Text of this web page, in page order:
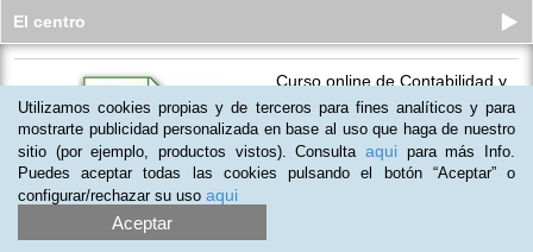
El centro
Curso online de Contabilidad y
Facturación con Excel
Plazas agotadas
€ 39€
(2)
Utilizamos cookies propias y de terceros para fines analíticos y para
mostrarte publicidad personalizada en base al uso que haga de nuestro
sitio (por ejemplo, productos vistos). Consulta aqui para más Info.
Puedes aceptar todas las cookies pulsando el botón “Aceptar” o
configurar/rechazar su uso aqui
Aceptar